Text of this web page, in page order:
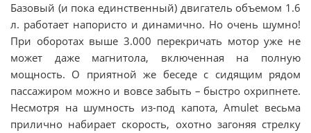
Базовый (и пока единственный) двигатель объемом 1.6
л. работает напористо и динамично. Но очень шумно!
При оборотах выше 3.000 перекричать мотор уже не
может даже магнитола, включенная на полную
мощность. О приятной же беседе с сидящим рядом
пассажиром можно и вовсе забыть – быстро охрипнете.
Несмотря на шумность из-под капота, Amulet весьма
прилично набирает скорость, охотно загоняя стрелку